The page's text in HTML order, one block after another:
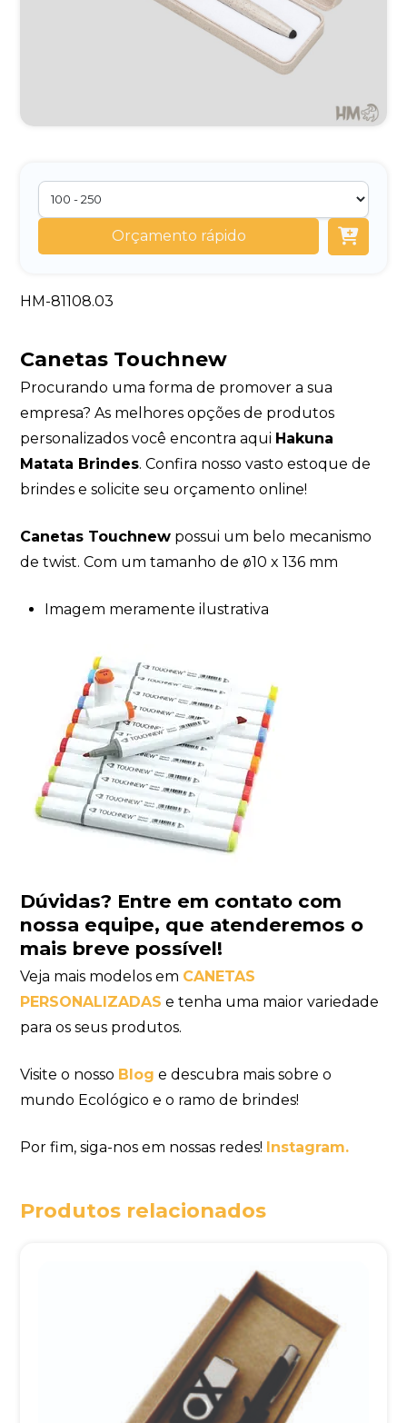
Orçamento rápido
HM-81108.03
Canetas Touchnew
Procurando uma forma de promover a sua
empresa? As melhores opções de produtos
personalizados você encontra aqui Hakuna
Matata Brindes. Confira nosso vasto estoque de
brindes e solicite seu orçamento online!
Canetas Touchnew possui um belo mecanismo
de twist. Com um tamanho de ø10 x 136 mm
Imagem meramente ilustrativa
Dúvidas? Entre em contato com
nossa equipe, que atenderemos o
mais breve possível!
Veja mais modelos em CANETAS
PERSONALIZADAS e tenha uma maior variedade
para os seus produtos.
Visite o nosso Blog e descubra mais sobre o
mundo Ecológico e o ramo de brindes!
Por fim, siga-nos em nossas redes! Instagram.
Produtos relacionados